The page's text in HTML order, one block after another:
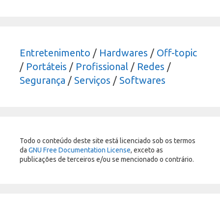
Entretenimento / Hardwares / Off-topic
/ Portáteis / Profissional / Redes /
Segurança / Serviços / Softwares
Todo o conteúdo deste site está licenciado sob os termos
da GNU Free Documentation License, exceto as
publicações de terceiros e/ou se mencionado o contrário.